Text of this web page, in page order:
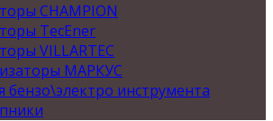
CHAMPION
TecEner
VILLARTEC
МАРКУС
бензо\электро инструмента